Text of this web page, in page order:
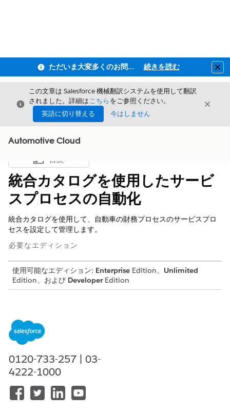
ただいま大変多くのお問い合わせをいただいており、ご連絡までにお時間を頂戴しております 続きを読む
閉じる
この文章は Salesforce 機械翻訳システムを使用して翻訳
されました。詳細はこちら をご参照ください。
英語に切り替える
今はしません
閉じる
Automotive Cloud
目次を表示
目次
統合カタログを使用したサービ
スプロセスの自動化
統合カタログを使用して、自動車の財務プロセスのサービスプロ
セスを設定して管理します。
必要なエディション
使用可能なエディション: Enterprise Edition、 Unlimited
Edition、および DeveloperEdition
必要な権限を確認し、ユーザーロールに基づいて割り当てる方
法について説明します。
顧客の住所情報を顧客に代わって更新し、ローンやリースに関
連する更新をタイムリーかつ正確に行います。
手数料の取り消し
顧客の代理でローン口座またはリース口座に誤って設定された
0120-733-257 | 03-
4222-1000